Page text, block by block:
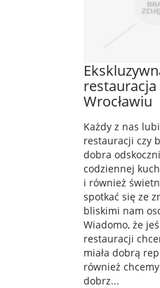
restauracja
Wrocławiu
Każdy z nas
restauracji czy
dobra
codziennej
i również
spotkać się ze
bliskimi nam
Wiadomo, że
restauracji
miała dobrą
również
dobrz...